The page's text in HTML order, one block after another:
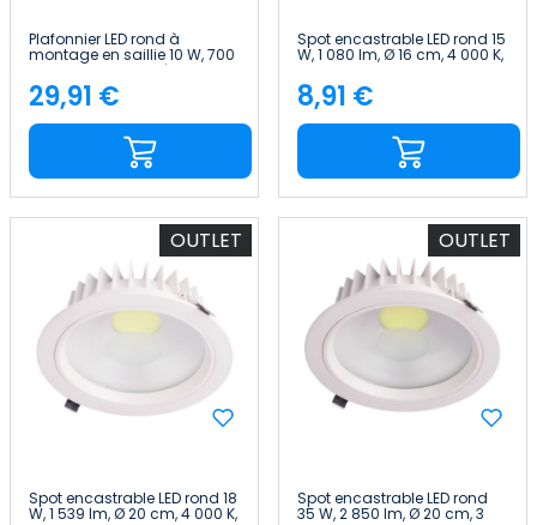
Plafonnier LED rond à
montage en saillie 10 W, 700
lm, IP44, 4 000 K, détecteur
de présence à 360° Eilen
Price
29,91 €
Spot encastrable LED rond 15
W, 1 080 lm, Ø 16 cm, 4 000 K,
Price
8,91 €
OUTLET
Spot encastrable LED rond 18
W, 1 539 lm, Ø 20 cm, 4 000 K,
OUTLET
Spot encastrable LED rond
35 W, 2 850 lm, Ø 20 cm, 3